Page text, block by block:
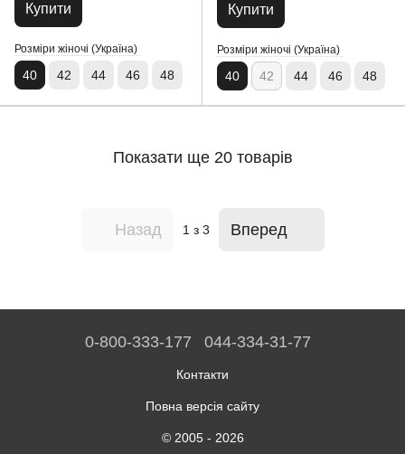
Купити
Розміри жіночі (Україна)
40 42 44 46 48
Купити
Розміри жіночі (Україна)
40 42 44 46 48
Показати ще 20 товарів
Назад 1 з 3 Вперед
0-800-333-177 044-334-31-77
Контакти
Повна версія сайту
© 2005 - 2026